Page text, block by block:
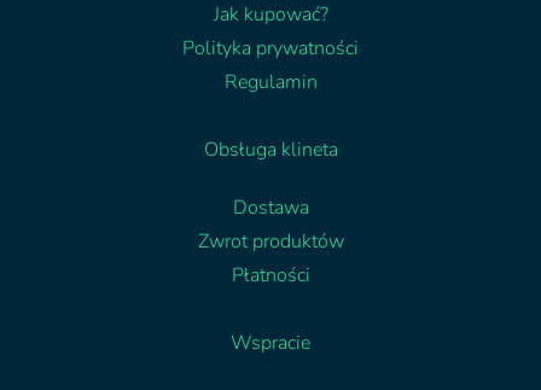
Jak kupować?
Polityka prywatności
Regulamin
Obsługa klineta
Dostawa
Zwrot produktów
Płatności
Wspracie